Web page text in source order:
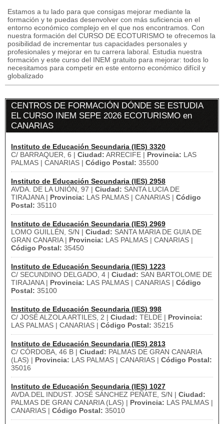
Estamos a tu lado para que consigas mejorar mediante la
formación y te puedas desenvolver con más suficiencia en el
entorno económico complejo en el que nos encontramos. Con
nuestra formación del CURSO DE ECOTURISMO te ofrecemos la
posibilidad de incrementar tus capacidades personales y
profesionales y mejorar en tu carrera laboral. Estudia nuestra
formación y este curso del INEM gratuito para mejorar: todos lo
necesitamos para competir en este entorno económico difícil y
globalizado
CENTROS DE FORMACIÓN DÓNDE SE ESTUDIA
EL CURSO INEM SEPE 2026 ECOTURISMO en
CANARIAS
Instituto de Educación Secundaria (IES) 3320
C/ BARRAQUER, 6 | Ciudad: ARRECIFE | Provincia: LAS
PALMAS | CANARIAS | Código Postal: 35500
Instituto de Educación Secundaria (IES) 2958
AVDA. DE LA UNIÓN, 97 | Ciudad: SANTA LUCIA DE
TIRAJANA | Provincia: LAS PALMAS | CANARIAS | Código
Postal: 35110
Instituto de Educación Secundaria (IES) 2969
LOMO GUILLÉN, S/N | Ciudad: SANTA MARIA DE GUIA DE
GRAN CANARIA | Provincia: LAS PALMAS | CANARIAS |
Código Postal: 35450
Instituto de Educación Secundaria (IES) 1223
C/ SECUNDINO DELGADO, 4 | Ciudad: SAN BARTOLOME DE
TIRAJANA | Provincia: LAS PALMAS | CANARIAS | Código
Postal: 35100
Instituto de Educación Secundaria (IES) 998
C/ JOSÉ ALZOLA ARTILES, 2 | Ciudad: TELDE | Provincia:
LAS PALMAS | CANARIAS | Código Postal: 35215
Instituto de Educación Secundaria (IES) 2813
C/ CÓRDOBA, 46 B | Ciudad: PALMAS DE GRAN CANARIA
(LAS) | Provincia: LAS PALMAS | CANARIAS | Código Postal:
35016
Instituto de Educación Secundaria (IES) 1027
AVDA.DEL INDUST. JOSÉ SÁNCHEZ PEÑATE, S/N | Ciudad:
PALMAS DE GRAN CANARIA (LAS) | Provincia: LAS PALMAS |
CANARIAS | Código Postal: 35010